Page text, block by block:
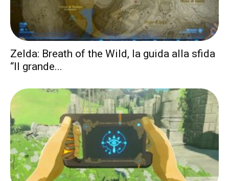
Zelda: Breath of the Wild, la guida alla sfida
“Il grande...